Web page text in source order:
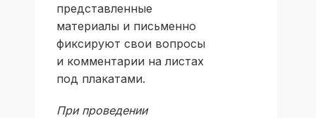
представленные
материалы и письменно
фиксируют свои вопросы
и комментарии на листах
под плакатами.
При проведении